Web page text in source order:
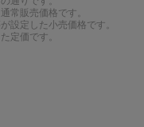
常販売価格です。
設定した小売価格です。
定価です。